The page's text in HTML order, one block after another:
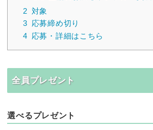
2 対象
3 応募締め切り
4 応募・詳細はこちら
全員プレゼント
選べるプレゼント